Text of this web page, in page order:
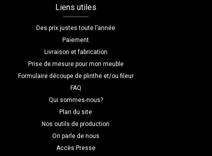
Liens utiles
Des prix justes toute l’année
Paiement
Livraison et fabrication
Prise de mesure pour mon meuble
Formulaire découpe de plinthe et/ou fileur
FAQ
Qui sommes-nous?
Plan du site
Nos outils de production
On parle de nous
Accès Presse